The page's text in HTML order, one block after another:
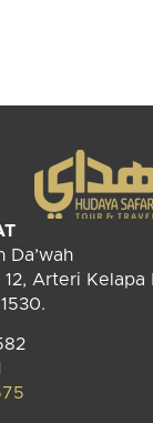
Da’wah
12, Arteri Kelapa